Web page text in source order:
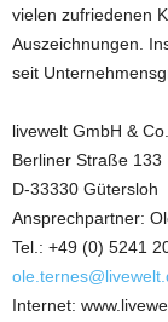
vielen zufriedenen
Auszeichnungen.
seit
livewelt GmbH &
Berliner Straße 133
D-33330 Gütersloh
Ansprechpartner:
Tel.: +49 (0) 5241
Internet: